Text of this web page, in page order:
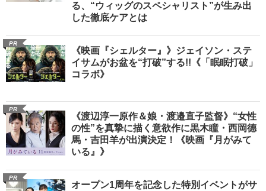
る、“ウィッグのスペシャリスト”が生み出
した徹底ケアとは
PR
《映画『シェルター』》ジェイソン・ステ
イサムがお盆を“打破”する!!《「眠眠打破」
コラボ》
PR
《渡辺淳一原作＆娘・渡邉直子監督》“女性
の性”を真摯に描く意欲作に黒木瞳・西岡德
馬・吉田羊が出演決定！《映画『月がみて
いる』》
PR
オープン1周年を記念した特別イベントがサ